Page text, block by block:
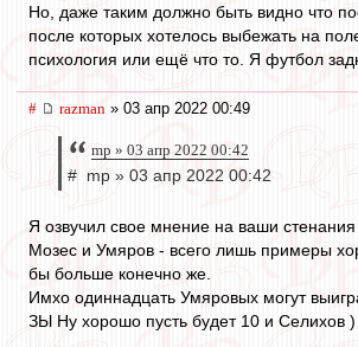
Но, даже таким должно быть видно что
после которых хотелось выбежать на
психология или ещё что то. Я футбол
# razman » 03 апр 2022 00:49
mp » 03 апр 2022 00:42
# mp » 03 апр 2022 00:42
Я озвучил свое мнение на ваши
Мозес и Умяров - всего лишь примеры
бы больше конечно же.
Имхо одиннадцать Умяровых могут
ЗЫ Ну хорошо пусть будет 10 и Селихов )